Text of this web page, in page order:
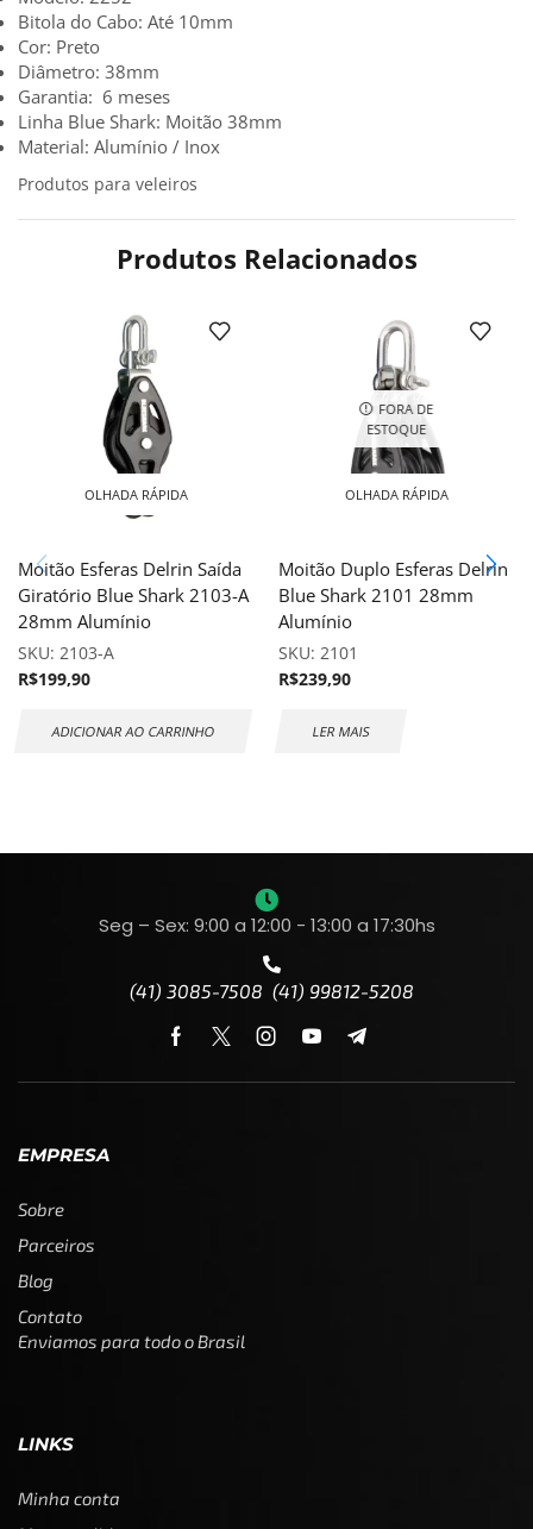
Bitola do Cabo: Até 10mm
Cor: Preto
Diâmetro: 38mm
Garantia: 6 meses
Linha Blue Shark: Moitão 38mm
Material: Alumínio / Inox
Produtos para veleiros
Produtos Relacionados
OLHADA RÁPIDA
Moitão Esferas Delrin Saída
Giratório Blue Shark 2103-A
28mm Alumínio
SKU: 2103-A
R$199,90
ADICIONAR AO CARRINHO
FORA DE
ESTOQUE
OLHADA RÁPIDA
Moitão Duplo Esferas Delrin
Blue Shark 2101 28mm
Alumínio
SKU: 2101
R$239,90
LER MAIS
Seg – Sex: 9:00 a 12:00 - 13:00 a 17:30hs
(41) 3085-7508 (41) 99812-5208
EMPRESA
Sobre
Parceiros
Blog
Contato
Enviamos para todo o Brasil
LINKS
Minha conta